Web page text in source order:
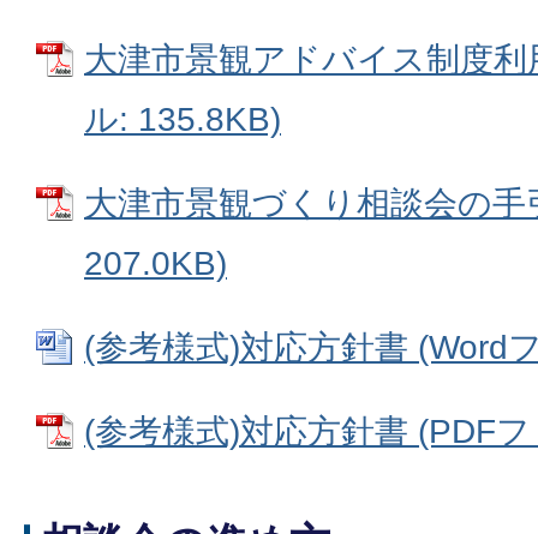
大津市景観アドバイス制度
ル: 135.8KB)
大津市景観づくり相談会の
207.0KB)
(参考様式)対応方針書 (Word
(参考様式)対応方針書 (PDF